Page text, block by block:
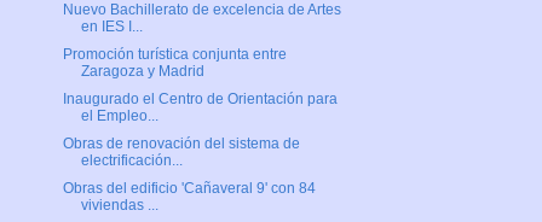
Nuevo Bachillerato de excelencia de Artes
en IES I...
Promoción turística conjunta entre
Zaragoza y Madrid
Inaugurado el Centro de Orientación para
el Empleo...
Obras de renovación del sistema de
electrificación...
Obras del edificio 'Cañaveral 9' con 84
viviendas ...